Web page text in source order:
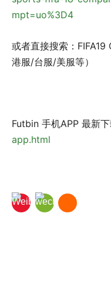
mpt=uo%3D4
或者直接搜索：
港服/台服/美服等）
Futbin 手机APP 最新下
app.html